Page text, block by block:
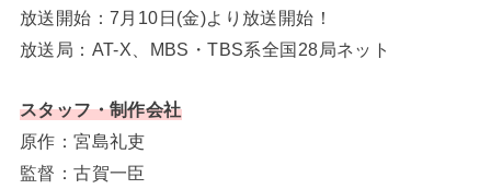
放送開始：7月10日(金)より放送開始！
放送局：AT-X、MBS・TBS系全国28局ネット
スタッフ・制作会社
原作：宮島礼吏
監督：古賀一臣